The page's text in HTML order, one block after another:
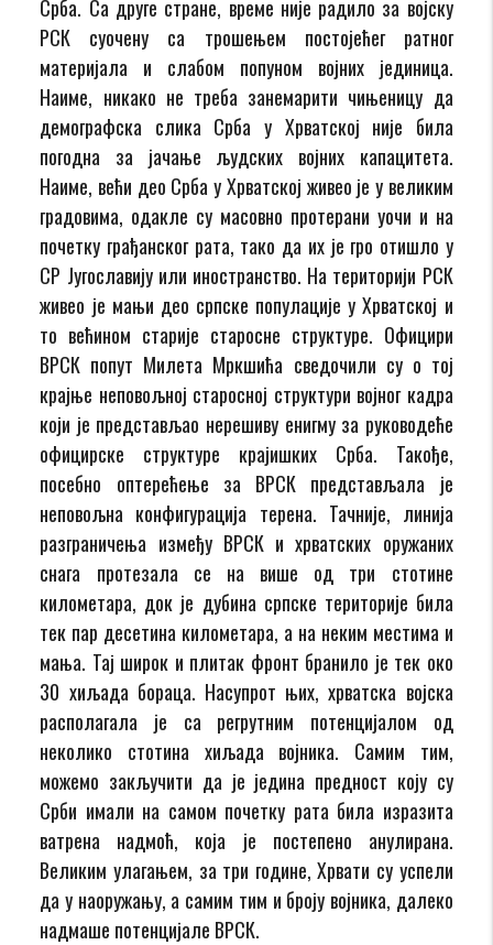
Срба. Са друге стране, време није радило за војску
РСК суочену са трошењем постојећег ратног
материјала и слабом попуном војних јединица.
Наиме, никако не треба занемарити чињеницу да
демографска слика Срба у Хрватској није била
погодна за јачање људских војних капацитета.
Наиме, већи део Срба у Хрватској живео је у великим
градовима, одакле су масовно протерани уочи и на
почетку грађанског рата, тако да их је гро отишло у
СР Југославију или иностранство. На територији РСК
живео је мањи део српске популације у Хрватској и
то већином старије старосне структуре. Официри
ВРСК попут Милета Мркшића сведочили су о тој
крајње неповољној старосној структури војног кадра
који је представљао нерешиву енигму за руководеће
официрске структуре крајишких Срба. Такође,
посебно оптерећење за ВРСК представљала је
неповољна конфигурација терена. Тачније, линија
разграничења између ВРСК и хрватских оружаних
снага протезала се на више од три стотине
километара, док је дубина српске територије била
тек пар десетина километара, а на неким местима и
мања. Тај широк и плитак фронт бранило је тек око
30 хиљада бораца. Насупрот њих, хрватска војска
располагала је са регрутним потенцијалом од
неколико стотина хиљада војника. Самим тим,
можемо закључити да је једина предност коју су
Срби имали на самом почетку рата била изразита
ватрена надмоћ, која је постепено анулирана.
Великим улагањем, за три године, Хрвати су успели
да у наоружању, а самим тим и броју војника, далеко
надмаше потенцијале ВРСК.